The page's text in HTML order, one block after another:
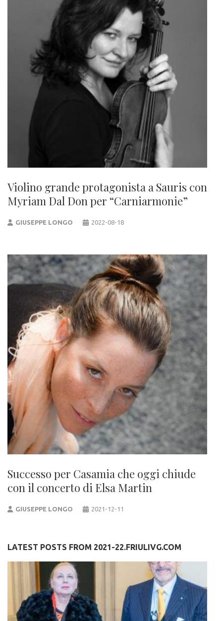
Violino grande protagonista a Sauris con
Myriam Dal Don per “Carniarmonie”
GIUSEPPE LONGO 2022-08-18
Successo per Casamia che oggi chiude
con il concerto di Elsa Martin
GIUSEPPE LONGO 2021-12-11
LATEST POSTS FROM 2021-22.FRIULIVG.COM